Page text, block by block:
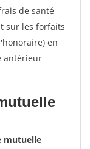
de santé
sur les forfaits
en
antérieur
mutuelle